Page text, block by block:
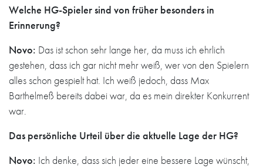
Welche HG-Spieler sind von früher besonders in
Erinnerung?
Novo: Das ist schon sehr lange her, da muss ich ehrlich
gestehen, dass ich gar nicht mehr weiß, wer von den Spielern
alles schon gespielt hat. Ich weiß jedoch, dass Max
Barthelmeß bereits dabei war, da es mein direkter Konkurrent
war.
Das persönliche Urteil über die aktuelle Lage der HG?
Novo: Ich denke, dass sich jeder eine bessere Lage wünscht,